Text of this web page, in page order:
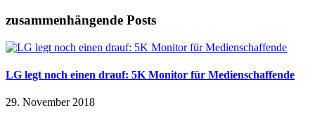
zusammenhängende Posts
LG legt noch einen drauf: 5K Monitor für Medienschaffende
29. November 2018